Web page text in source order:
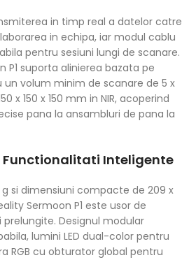
in timp real a datelor catre
in echipa, iar modul cablu
pentru sesiuni lungi de scanare.
P1 suporta alinierea bazata pe
volum minim de scanare de 5 x
x 150 x 150 mm in NIR, acoperind
pana la ansambluri de pana la
Functionalitati Inteligente
si dimensiuni compacte de 209 x
Sermoon P1 este usor de
Designul modular
lumini LED dual-color pentru
RGB cu obturator global pentru